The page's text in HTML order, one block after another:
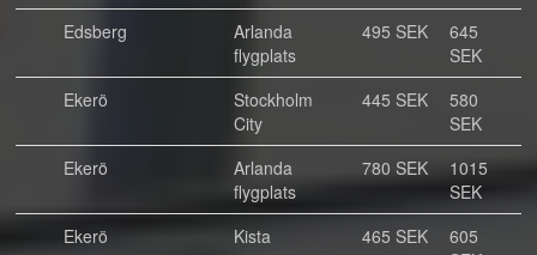
Edsberg
Arlanda
flygplats
495 SEK
645
SEK
Ekerö
Stockholm
City
445 SEK
580
SEK
Ekerö
Arlanda
flygplats
780 SEK
1015
SEK
Ekerö
Kista 465 SEK
605